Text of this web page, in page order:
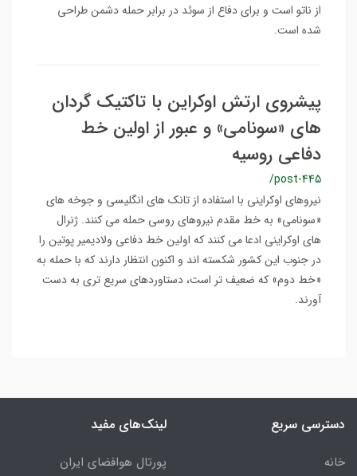
از ناتو است و برای دفاع از سوئد در برابر حمله دشمن طراحی
شده است.
پیشروی ارتش اوکراین با تاکتیک گردان
های «سونامی» و عبور از اولین خط
دفاعی روسیه
/post-445
نیروهای اوکراینی با استفاده از تانک های انگلیسی و جوخه های
«سونامی» به خط مقدم نیروهای روسی حمله می کنند. ژنرال
های اوکراینی ادعا می کنند که اولین خط دفاعی ولادیمیر پوتین را
در جنوب این کشور شکسته اند و اکنون انتظار دارند که با حمله به
«خط دوم» که ضعیف تر است، دستاوردهای سریع تری به دست
آورند.
دسترسی سریع
خانه
لینک‌های مفید
پورتال هوافضای ایران